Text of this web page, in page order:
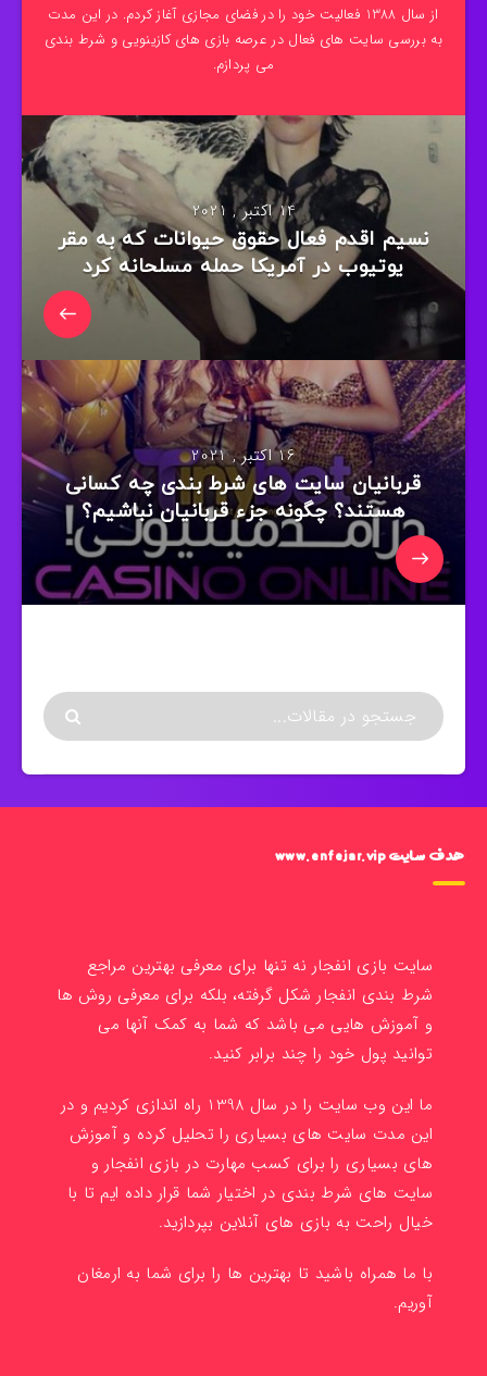
از سال 1388 فعالیت خود را در فضای مجازی آغاز کردم. در این مدت
به بررسی سایت های فعال در عرصه بازی های کازینویی و شرط بندی
می پردازم.
14 اکتبر , 2021
نسیم اقدم فعال حقوق حیوانات که به مقر
یوتیوب در آمریکا حمله مسلحانه کرد
16 اکتبر , 2021
قربانیان سایت های شرط بندی چه کسانی
هستند؟ چگونه جزء قربانیان نباشیم؟
هدف سایت www.enfejar.vip
سایت بازی انفجار نه تنها برای معرفی بهترین مراجع
شرط بندی انفجار شکل گرفته، بلکه برای معرفی روش ها
و آموزش هایی می باشد که شما به کمک آنها می
توانید پول خود را چند برابر کنید.
ما این وب سایت را در سال 1398 راه اندازی کردیم و در
این مدت سایت های بسیاری را تحلیل کرده و آموزش
های بسیاری را برای کسب مهارت در بازی انفجار و
سایت های شرط بندی در اختیار شما قرار داده ایم تا با
خیال راحت به بازی های آنلاین بپردازید.
با ما همراه باشید تا بهترین ها را برای شما به ارمغان
آوریم.